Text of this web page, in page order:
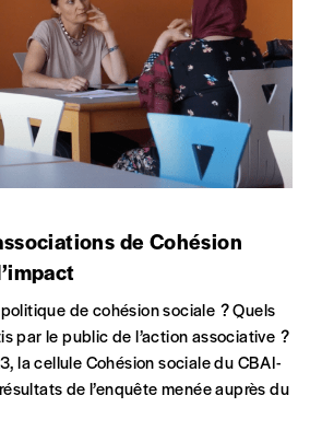
histoires
est un spectacle de théâtre
par les participant·e·s du cours
asbl.
Magh, Bruxelles